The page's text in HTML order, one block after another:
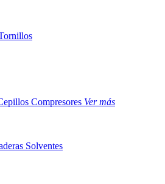
Compresores Ver más
Solventes